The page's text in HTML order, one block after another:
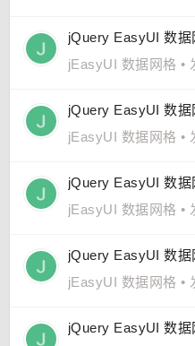
jQuery EasyUI 数
jEasyUI 数据网格 •
jQuery EasyUI 数据
jEasyUI 数据网格 •
jQuery EasyUI 数据
jEasyUI 数据网格 •
jQuery EasyUI 数据
jEasyUI 数据网格 •
jQuery EasyUI 数